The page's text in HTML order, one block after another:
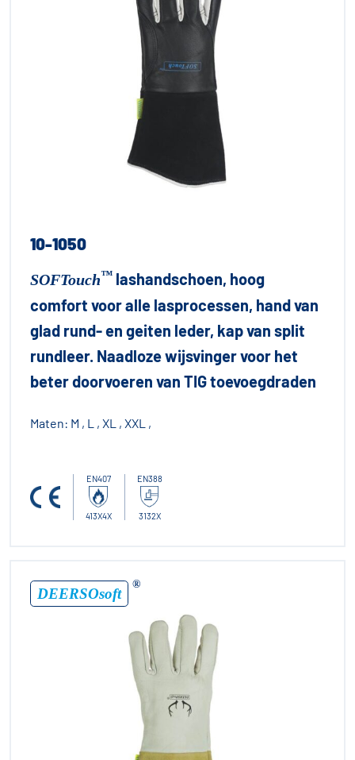
10-1050
SOFTouch™ lashandschoen, hoog
comfort voor alle lasprocessen, hand van
glad rund- en geiten leder, kap van split
rundleer. Naadloze wijsvinger voor het
beter doorvoeren van TIG toevoegdraden
Maten: M , L , XL , XXL ,
EN407
413X4X
EN388
3132X
DEERSOsoft
®